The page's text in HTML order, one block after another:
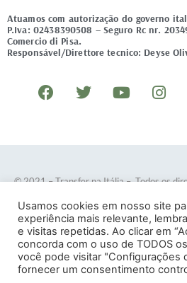
Atuamos com autorização do governo
P.Iva: 02438390508 – Seguro Rc nr.
Comercio di Pisa.
Responsável/Direttore tecnico: Deyse
F
a
e
o
k
T
w
t
e
r
Y
o
t
b
I
n
t
g
r
a
m
© 2021 – Transfer na Itália – Todos os
Termos e Condições–Política de
Usamos cookies em nosso site
experiência mais relevante,
e visitas repetidas. Ao clicar em
concorda com o uso de TODOS
você pode visitar "Configurações
fornecer um consentimento